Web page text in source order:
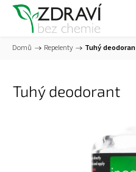
Domů / Repelenty / Tuhý
Tuhý deodorant